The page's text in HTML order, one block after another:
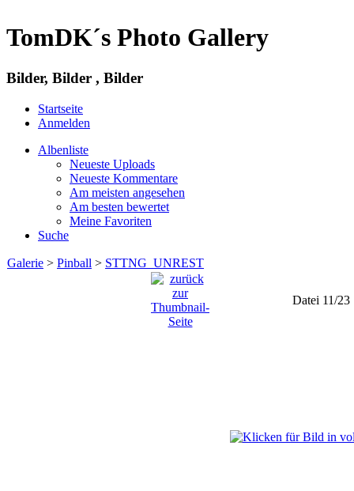
TomDK´s Photo Gallery
Bilder, Bilder , Bilder
Startseite
Anmelden
Albenliste
Neueste Uploads
Neueste Kommentare
Am meisten angesehen
Am besten bewertet
Meine Favoriten
Suche
Galerie > Pinball > STTNG_UNREST
Datei 11/23